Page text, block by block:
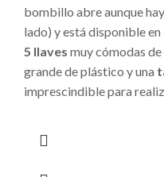
bombillo abre aunque
lado) y está disponible
5 llaves muy cómodas
grande de plástico y una
imprescindible para